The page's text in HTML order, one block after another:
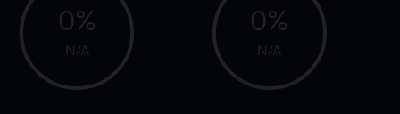
0%
N/A
0%
N/A